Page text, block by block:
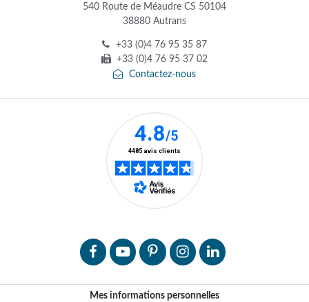
540 Route de Méaudre CS 50104
38880 Autrans
+33 (0)4 76 95 35 87
+33 (0)4 76 95 37 02
Contactez-nous
Mes informations personnelles